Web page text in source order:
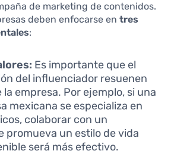
de marketing de contenidos.
deben enfocarse en tres
:
Es importante que el
del influenciador resuenen
la empresa. Por ejemplo, si una
mexicana se especializa en
colaborar con un
promueva un estilo de vida
será más efectivo.